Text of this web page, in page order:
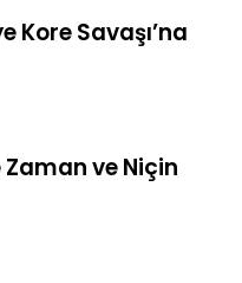
Kore Savaşı’na
ve Niçin